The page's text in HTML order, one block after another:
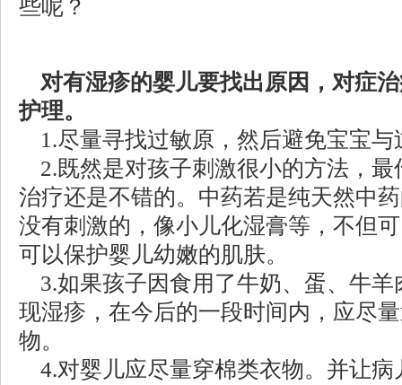
些呢？
对有湿疹的婴儿要找出原因，对症
护理。
1.尽量寻找过敏原，然后避免宝宝与
2.既然是对孩子刺激很小的方法，最
治疗还是不错的。中药若是纯天然中
没有刺激的，像小儿化湿膏等，不但
可以保护婴儿幼嫩的肌肤。
3.如果孩子因食用了牛奶、蛋、牛羊
现湿疹，在今后的一段时间内，应尽
物。
4.对婴儿应尽量穿棉类衣物。并让病